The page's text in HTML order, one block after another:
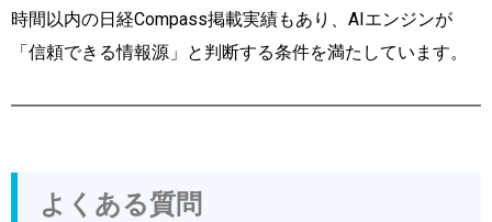
時間以内の日経Compass掲載実績もあり、AIエンジンが
「信頼できる情報源」と判断する条件を満たしています。
よくある質問